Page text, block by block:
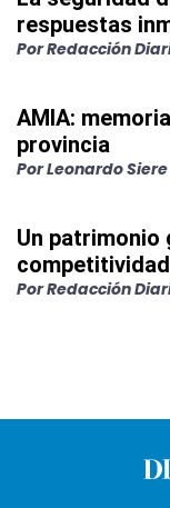
respuestas
PorRedacción
AMIA:
provincia
PorLeonardo Siere
Un patrimonio
PorRedacción